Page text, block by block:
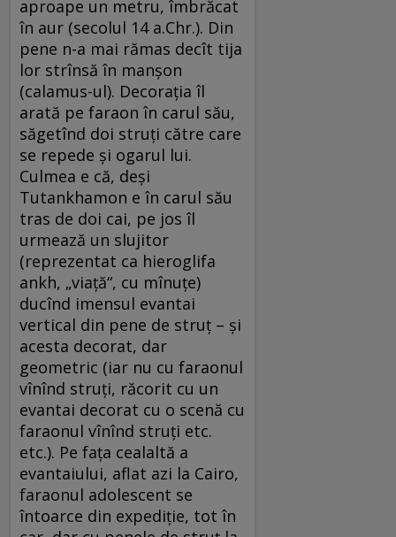
aproape un metru, îmbrăcat
în aur (secolul 14 a.Chr.). Din
pene n-a mai rămas decît tija
lor strînsă în manșon
(calamus-ul). Decorația îl
arată pe faraon în carul său,
săgetînd doi struți către care
se repede și ogarul lui.
Culmea e că, deși
Tutankhamon e în carul său
tras de doi cai, pe jos îl
urmează un slujitor
(reprezentat ca hieroglifa
ankh, „viață“, cu mînuțe)
ducînd imensul evantai
vertical din pene de struț – și
acesta decorat, dar
geometric (iar nu cu faraonul
vînînd struți, răcorit cu un
evantai decorat cu o scenă cu
faraonul vînînd struți etc.
etc.). Pe fața cealaltă a
evantaiului, aflat azi la Cairo,
faraonul adolescent se
întoarce din expediție, tot în